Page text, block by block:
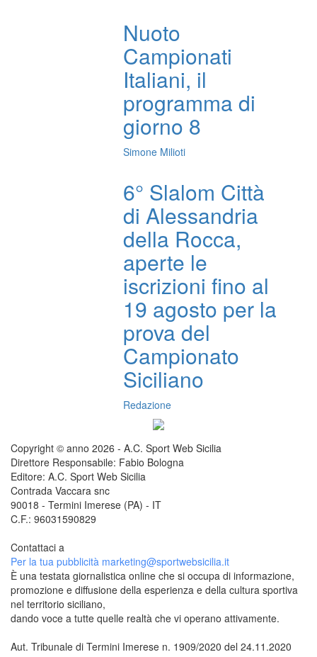
Nuoto
Campionati
Italiani, il
programma di
giorno 8
Simone Milioti
6° Slalom Città
di Alessandria
della Rocca,
aperte le
iscrizioni fino al
19 agosto per la
prova del
Campionato
Siciliano
Redazione
Copyright © anno 2026 - A.C. Sport Web Sicilia
Direttore Responsabile: Fabio Bologna
Editore: A.C. Sport Web Sicilia
Contrada Vaccara snc
90018 - Termini Imerese (PA) - IT
C.F.: 96031590829
Contattaci a
Per la tua pubblicità marketing@sportwebsicilia.it
È una testata giornalistica online che si occupa di informazione,
promozione e diffusione della esperienza e della cultura sportiva
nel territorio siciliano,
dando voce a tutte quelle realtà che vi operano attivamente.
Aut. Tribunale di Termini Imerese n. 1909/2020 del 24.11.2020